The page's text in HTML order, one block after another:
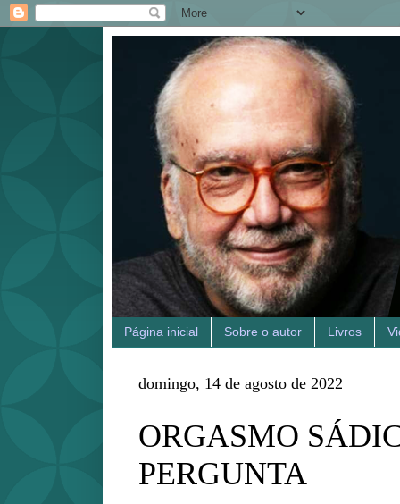
Página inicial Sobre o autor Livros
domingo, 14 de agosto de 2022
ORGASMO
PERGUNTA